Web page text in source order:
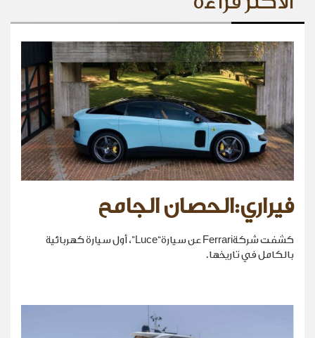
فيراري:الحصان الجامح
كشفت شركةFerrari عن سيارة“Luce”، أول سيارة كهربائية
بالكامل في تاريخها.